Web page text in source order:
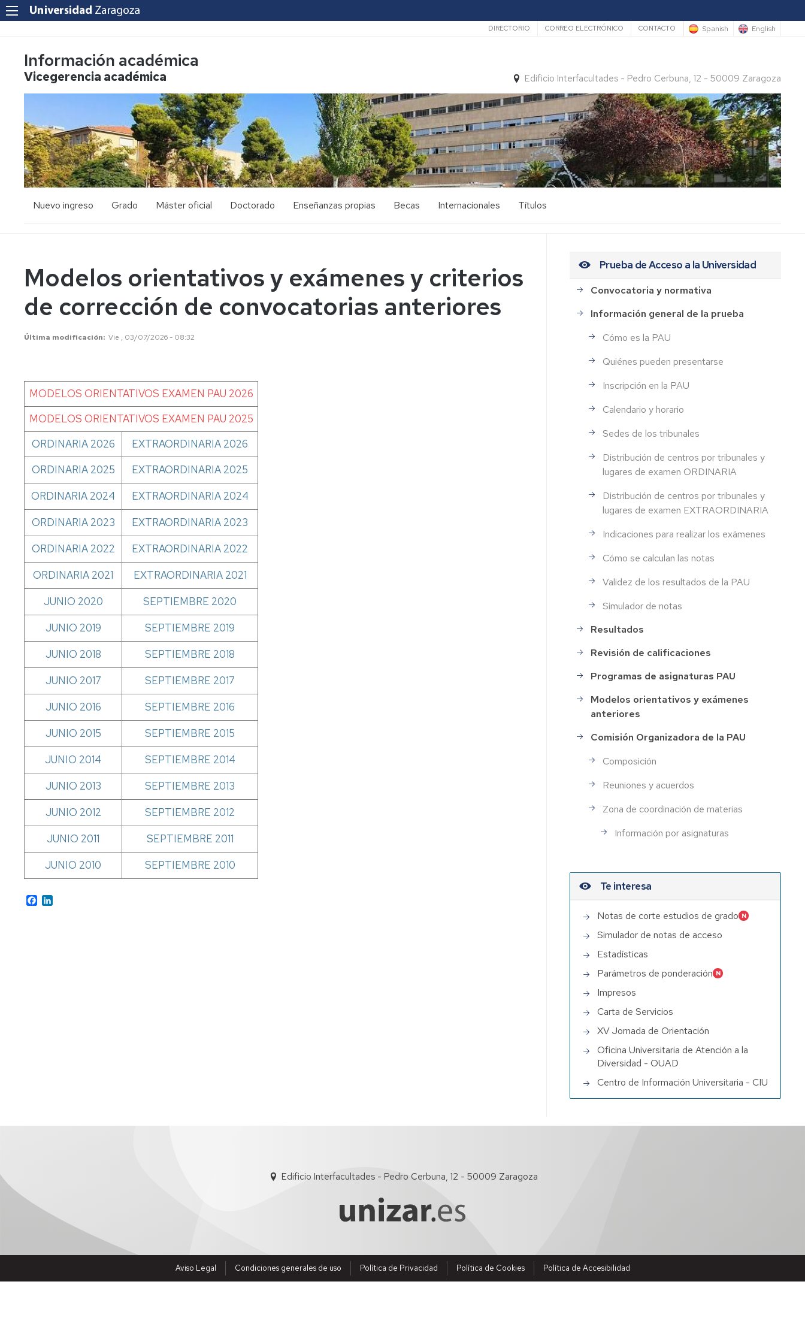
Secundario
DIRECTORIO CORREO ELECTRÓNICO CONTACTO Spanish English
Información académica
Vicegerencia académica Edificio Interfacultades - Pedro Cerbuna, 12 - 50009 Zaragoza
Nuevo ingreso
25
años
Mayores
45
Admisión
a
grados
Cambio
de
universidad
o
de
estudios
universitarios
oficiales
de
Tramites
line
Grado
Información
Matrícula
Permanencia
Transferencia
de
créditos
Movilidad
Internacional
Solicitudes
y
formularios
Máster oficial
Información
Matrícula
Movilidad
Nacional
Reconocimiento
y
Transferencia
de
créditos
Solicitudes
y
formularios
Doctorado Enseñanzas propias Becas Internacionales Títulos
Modelos orientativos y exámenes y criterios
de corrección de convocatorias anteriores
Última modificación Vie , 03/07/2026 - 08:32
MODELOS ORIENTATIVOS EXAMEN PAU 2026
MODELOS ORIENTATIVOS EXAMEN PAU 2025
ORDINARIA 2026
EXTRAORDINARIA 2026
ORDINARIA 2025
EXTRAORDINARIA 2025
ORDINARIA 2024
EXTRAORDINARIA 2024
ORDINARIA 2023
EXTRAORDINARIA 2023
ORDINARIA 2022
EXTRAORDINARIA 2022
ORDINARIA 2021
EXTRAORDINARIA 2021
JUNIO 2020
SEPTIEMBRE 2020
JUNIO 2019
SEPTIEMBRE 2019
JUNIO 2018
SEPTIEMBRE 2018
JUNIO 2017
SEPTIEMBRE 2017
JUNIO 2016
SEPTIEMBRE 2016
JUNIO 2015
SEPTIEMBRE 2015
JUNIO 2014
SEPTIEMBRE 2014
JUNIO 2013
SEPTIEMBRE 2013
JUNIO 2012
SEPTIEMBRE 2012
JUNIO 2011
SEPTIEMBRE 2011
JUNIO 2010
SEPTIEMBRE 2010
Facebook
Prueba de Acceso a la Universidad
Convocatoria y normativa
Información general de la prueba
Cómo es la PAU
Quiénes pueden presentarse
Inscripción en la PAU
Calendario y horario
Sedes de los tribunales
Distribución de centros por tribunales y
lugares de examen ORDINARIA
Distribución de centros por tribunales y
lugares de examen EXTRAORDINARIA
Indicaciones para realizar los exámenes
Cómo se calculan las notas
Validez de los resultados de la PAU
Simulador de notas
Resultados
Revisión de calificaciones
Programas de asignaturas PAU
Modelos orientativos y exámenes
anteriores
Comisión Organizadora de la PAU
Composición
Reuniones y acuerdos
Zona de coordinación de materias
Información por asignaturas
Te interesa
Notas de corte estudios de grado
Simulador de notas de acceso
Estadísticas
Parámetros de ponderación
Impresos
Carta de Servicios
XV Jornada de Orientación
Oficina Universitaria de Atención a la
Diversidad - OUAD
Centro de Información Universitaria - CIU
Edificio Interfacultades - Pedro Cerbuna, 12 - 50009 Zaragoza
Aviso Legal Condiciones generales de uso Política de Privacidad Política de Cookies Política de Accesibilidad